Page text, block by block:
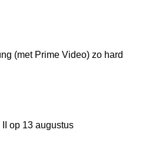
(met Prime Video) zo hard
op 13 augustus